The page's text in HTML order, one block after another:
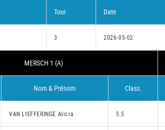
Tour Date
3 2026-05-02
MERSCH 1 (A)
Nom & Prénom Class.
VAN LIEFFERINGE Alicia 5.5